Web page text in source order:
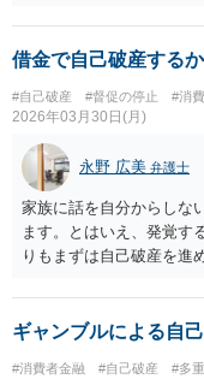
から見ても弁護士へ相談
て対応を進めるのが現実
し、もしサービスの登録
術」に該当し、取り消
能性が極めて高いと考え
義務からは逃れられませ
問者様がお一人で行うの
届くなどして、いずれ必
て利用してしまった可能
所へ連絡を入れてもら
通しを親から誠実に伝え
いための最善の選択かと
借金で自己破産するか
#自己破産 #督促の停止 #消
2026年03月30日(月)
永野 広美 弁護士
家族に話を自分からしな
ます。とはいえ、発覚す
りもまずは自己破産を進
ギャンブルによる自
#消費者金融 #自己破産 #多